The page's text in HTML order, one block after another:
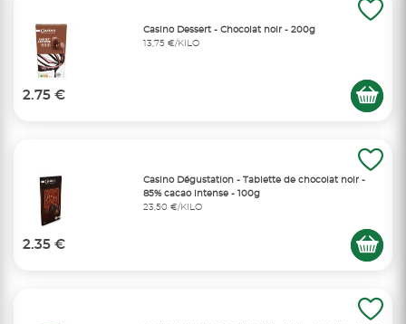
Casino Dessert - Chocolat noir - 200g
13,75 €/KILO
2.75 €
Casino Dégustation - Tablette de chocolat noir -
85% cacao intense - 100g
23,50 €/KILO
2.35 €